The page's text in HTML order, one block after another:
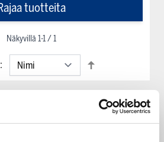
tuotteita
Näkyvillä 1-1/1